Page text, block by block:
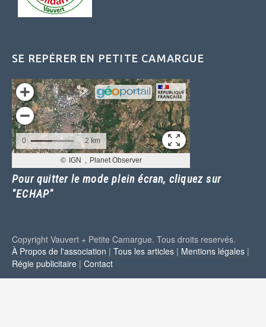
SE REPÉRER EN PETITE CAMARGUE
Pour quitter le mode plein écran, cliquez sur
"ECHAP"
Copyright Vauvert + Petite Camargue. Tous droits reservés.
À Propos de l'association | Tous les articles | Mentions légales |
Régie publicitaire | Contact